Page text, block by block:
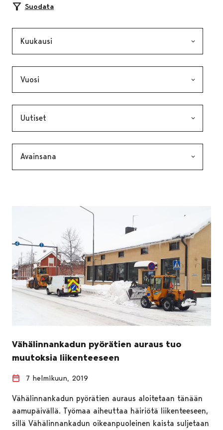
Suodata
Vähälinnankadun pyörätien auraus tuo
muutoksia liikenteeseen
7 helmikuun, 2019
Vähälinnankadun pyörätien auraus aloitetaan tänään
aamupäivällä. Työmaa aiheuttaa häiriötä liikenteeseen,
sillä Vähälinnankadun oikeanpuoleinen kaista suljetaan